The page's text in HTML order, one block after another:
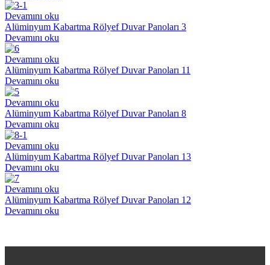
Devamını oku
Alüminyum Kabartma Rölyef Duvar Panoları 3
Devamını oku
Devamını oku
Alüminyum Kabartma Rölyef Duvar Panoları 11
Devamını oku
Devamını oku
Alüminyum Kabartma Rölyef Duvar Panoları 8
Devamını oku
Devamını oku
Alüminyum Kabartma Rölyef Duvar Panoları 13
Devamını oku
Devamını oku
Alüminyum Kabartma Rölyef Duvar Panoları 12
Devamını oku